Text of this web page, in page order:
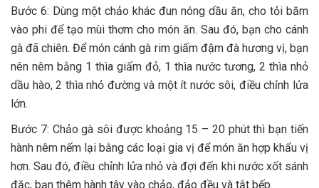
Bước 6: Dùng một chảo khác đun nóng dầu ăn, cho tỏi băm
vào phi để tạo mùi thơm cho món ăn. Sau đó, bạn cho cánh
gà đã chiên. Để món cánh gà rim giấm đậm đà hương vị, bạn
nên nêm bằng 1 thìa giấm đỏ, 1 thìa nước tương, 2 thìa nhỏ
dầu hào, 2 thìa nhỏ đường và một ít nước sôi, điều chỉnh lửa
lớn.
Bước 7: Chảo gà sôi được khoảng 15 – 20 phút thì bạn tiến
hành nêm nếm lại bằng các loại gia vị để món ăn hợp khẩu vị
hơn. Sau đó, điều chỉnh lửa nhỏ và đợi đến khi nước xốt sánh
đặc, bạn thêm hành tây vào chảo, đảo đều và tắt bếp.